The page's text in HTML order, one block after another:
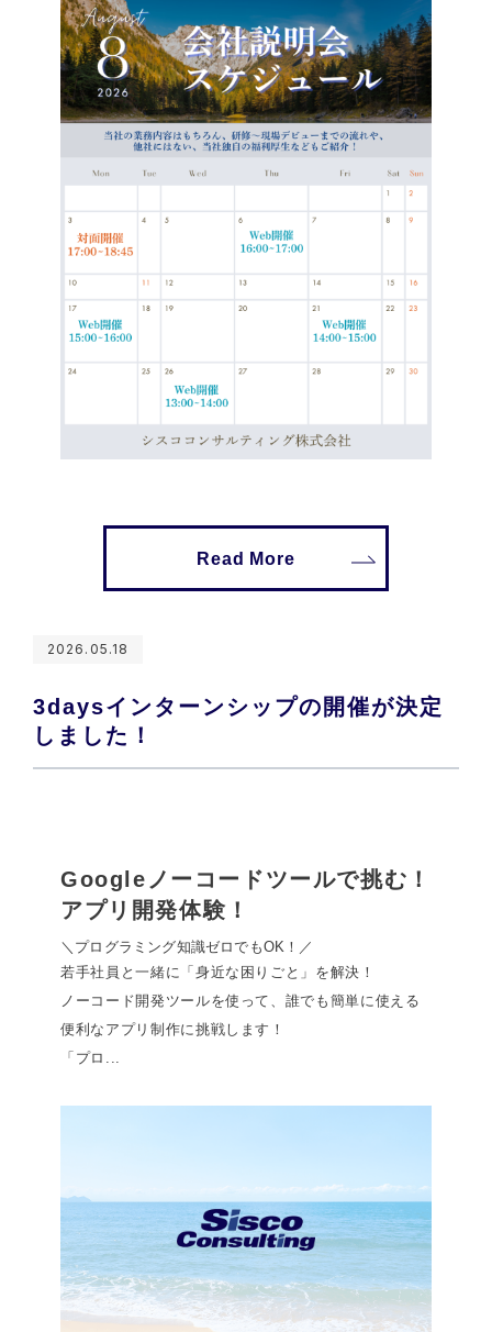
Read More
2026.05.18
3daysインターンシップの開催が決定
しました！
Googleノーコードツールで挑む！
アプリ開発体験！
＼プログラミング知識ゼロでもOK！／
若手社員と一緒に「身近な困りごと」を解決！
ノーコード開発ツールを使って、誰でも簡単に使える
便利なアプリ制作に挑戦します！
「プロ...